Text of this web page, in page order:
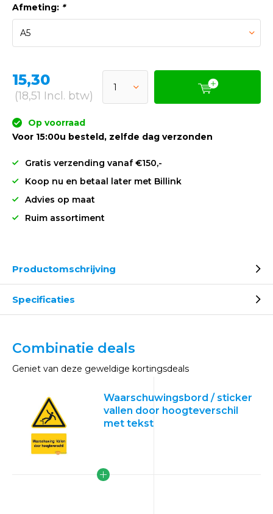
Afmeting: *
15,30
(18,51 Incl. btw)
Op voorraad
Voor 15:00u besteld, zelfde dag verzonden
Gratis verzending vanaf €150,-
Koop nu en betaal later met Billink
Advies op maat
Ruim assortiment
Productomschrijving
Specificaties
Combinatie deals
Geniet van deze geweldige kortingsdeals
Waarschuwingsbord / sticker
vallen door hoogteverschil
met tekst